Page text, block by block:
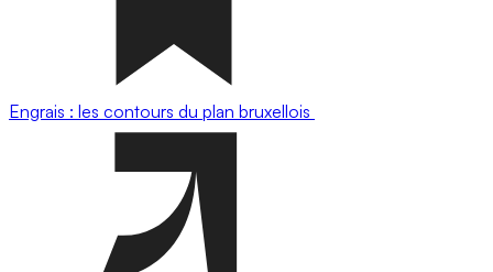
Engrais : les contours du plan bruxellois